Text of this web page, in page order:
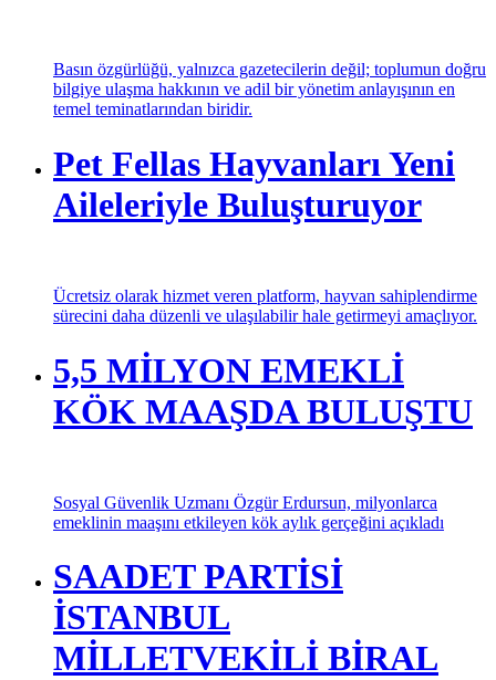
Basın özgürlüğü, yalnızca gazetecilerin değil; toplumun doğru
bilgiye ulaşma hakkının ve adil bir yönetim anlayışının en
temel teminatlarından biridir.
Pet Fellas Hayvanları Yeni
Aileleriyle Buluşturuyor
Ücretsiz olarak hizmet veren platform, hayvan sahiplendirme
sürecini daha düzenli ve ulaşılabilir hale getirmeyi amaçlıyor.
5,5 MİLYON EMEKLİ
KÖK MAAŞDA BULUŞTU
Sosyal Güvenlik Uzmanı Özgür Erdursun, milyonlarca
emeklinin maaşını etkileyen kök aylık gerçeğini açıkladı
SAADET PARTİSİ
İSTANBUL
MİLLETVEKİLİ BİRAL